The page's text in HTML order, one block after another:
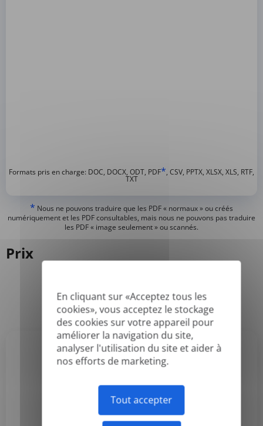
En cliquant sur «Acceptez tous les
cookies», vous acceptez le stockage
des cookies sur votre appareil pour
améliorer la navigation du site,
analyser l'utilisation du site et aider à
nos efforts de marketing.
Tout accepter
Formats pris en charge: DOC, DOCX, ODT, PDF*, CSV, PPTX, XLSX, XLS, RTF,
TXT
* Nous ne pouvons traduire que les PDF « normaux » ou créés
numériquement et les PDF consultables, mais nous ne pouvons pas traduire
les PDF « image seulement » ou scannés.
Prix
Mensuel Annuel -50%
Basic
3,99 $US